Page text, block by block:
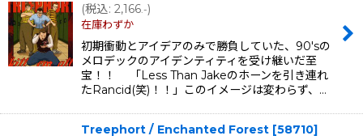
(税込: 2,166 .-)
在庫わずか
初期衝動とアイデアのみで勝負していた、90'sの
メロデックのアイデンティティを受け継いだ至
宝！！ 「Less Than Jakeのホーンを引き連れ
たRancid(笑)！！」このイメージは変わらず、…
Treephort / Enchanted Forest [58710]